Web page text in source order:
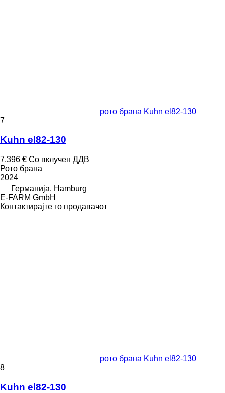
рото брана Kuhn el82-130
7
Kuhn el82-130
7.396 € Со вклучен ДДВ
Рото брана
2024
Германија, Hamburg
E-FARM GmbH
Контактирајте го продавачот
рото брана Kuhn el82-130
8
Kuhn el82-130